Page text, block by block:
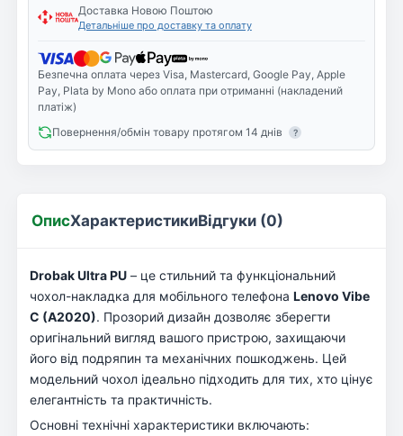
Доставка Новою Поштою
Детальніше про доставку та оплату
Безпечна оплата через Visa, Mastercard, Google Pay, Apple
Pay, Plata by Mono або оплата при отриманні (накладений
платіж)
Повернення/обмін товару протягом 14 днів
?
ОписХарактеристикиВідгуки (0)
Drobak Ultra PU – це стильний та функціональний
чохол-накладка для мобільного телефона Lenovo Vibe
C (A2020). Прозорий дизайн дозволяє зберегти
оригінальний вигляд вашого пристрою, захищаючи
його від подряпин та механічних пошкоджень. Цей
модельний чохол ідеально підходить для тих, хто цінує
елегантність та практичність.
Основні технічні характеристики включають: